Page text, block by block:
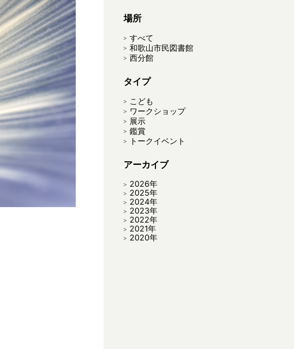
場所
すべて
和歌山市民図書館
西分館
タイプ
こども
ワークショップ
展示
鑑賞
トークイベント
アーカイブ
2026年
2025年
2024年
2023年
2022年
2021年
2020年